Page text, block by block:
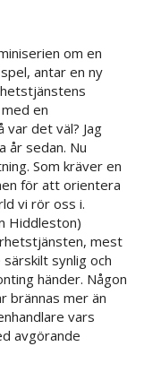
om en
antar en ny
en
var det väl? Jag
år sedan. Nu
Som kräver en
för att orientera
vi rör oss i.
Hiddleston)
mest
synlig och
händer. Någon
brännas mer än
vars
avgörande